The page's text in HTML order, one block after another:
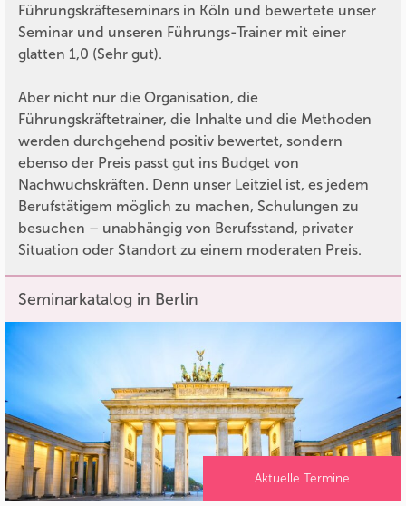
Führungskräfteseminars in Köln und bewertete unser
Seminar und unseren Führungs-Trainer mit einer
glatten 1,0 (Sehr gut).
Aber nicht nur die Organisation, die
Führungskräftetrainer, die Inhalte und die Methoden
werden durchgehend positiv bewertet, sondern
ebenso der Preis passt gut ins Budget von
Nachwuchskräften. Denn unser Leitziel ist, es jedem
Berufstätigem möglich zu machen, Schulungen zu
besuchen – unabhängig von Berufsstand, privater
Situation oder Standort zu einem moderaten Preis.
Seminarkatalog in Berlin
Aktuelle Termine